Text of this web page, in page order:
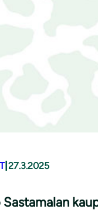
| 27.3.2025
Sastamalan